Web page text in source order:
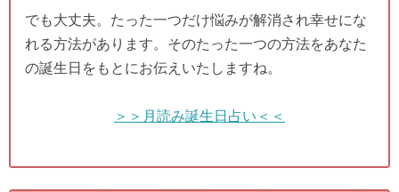
でも大丈夫。たった一つだけ悩みが解消され幸せにな
れる方法があります。そのたった一つの方法をあなた
の誕生日をもとにお伝えいたしますね。
＞＞月読み誕生日占い＜＜